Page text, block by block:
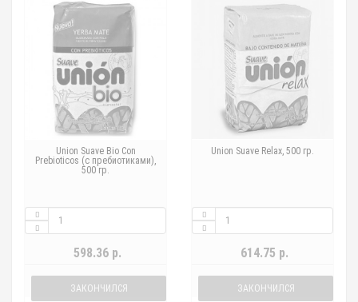
Union Suave Bio Con
Prebioticos (с пребиотиками),
500 гр.
598.36 р.
ЗАКОНЧИЛСЯ
Union Suave Relax, 500 гр.
614.75 р.
ЗАКОНЧИЛСЯ